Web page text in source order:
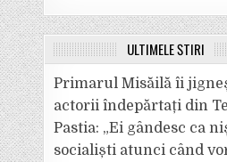
ULTIMELE ȘTIRI
Primarul Misăilă îi
actorii îndepărtați din
Pastia: „Ei gândesc ca
socialiști atunci când